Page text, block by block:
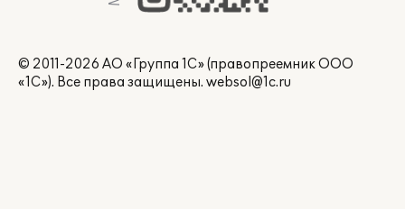
© 2011-2026 АО «Группа 1С» (правопреемник ООО
«1С»). Все права защищены. websol@1c.ru